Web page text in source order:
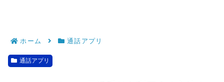
ホーム 通話アプリ
通話アプリ